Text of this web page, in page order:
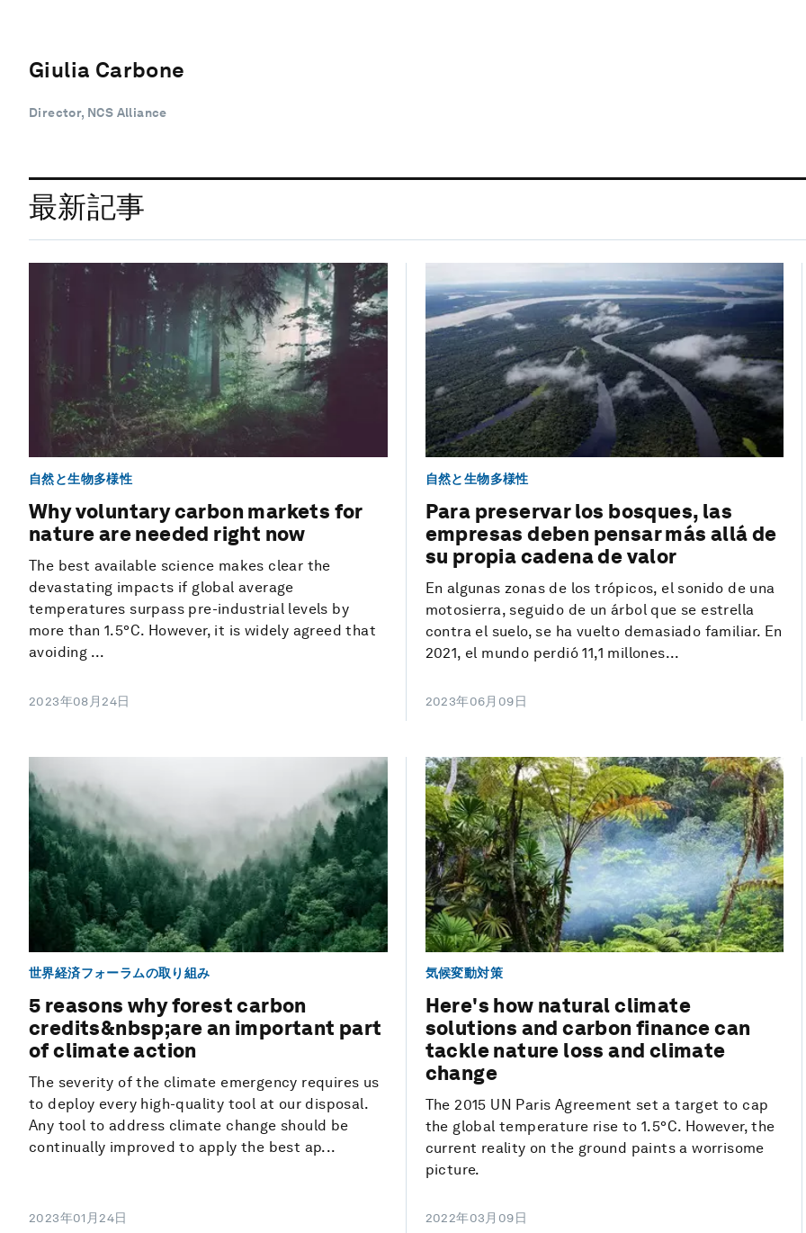
Giulia Carbone
Director, NCS Alliance
最新記事
自然と生物多様性
Why voluntary carbon markets for
nature are needed right now
The best available science makes clear the
devastating impacts if global average
temperatures surpass pre-industrial levels by
more than 1.5°C. However, it is widely agreed that
avoiding ...
2023年08月24日
自然と生物多様性
Para preservar los bosques, las
empresas deben pensar más allá de
su propia cadena de valor
En algunas zonas de los trópicos, el sonido de una
motosierra, seguido de un árbol que se estrella
contra el suelo, se ha vuelto demasiado familiar. En
2021, el mundo perdió 11,1 millones...
2023年06月09日
世界経済フォーラムの取り組み
5 reasons why forest carbon
credits&nbsp;are an important part
of climate action
The severity of the climate emergency requires us
to deploy every high-quality tool at our disposal.
Any tool to address climate change should be
continually improved to apply the best ap...
2023年01月24日
気候変動対策
Here's how natural climate
solutions and carbon finance can
tackle nature loss and climate
change
The 2015 UN Paris Agreement set a target to cap
the global temperature rise to 1.5°C. However, the
current reality on the ground paints a worrisome
picture.
2022年03月09日